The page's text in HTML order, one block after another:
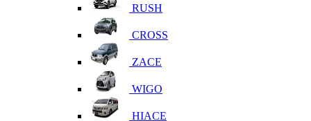
RUSH
CROSS
ZACE
WIGO
HIACE